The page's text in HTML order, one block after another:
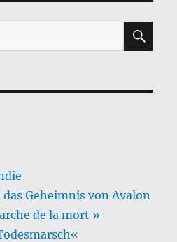
Geheimnis von Avalon
de la mort »